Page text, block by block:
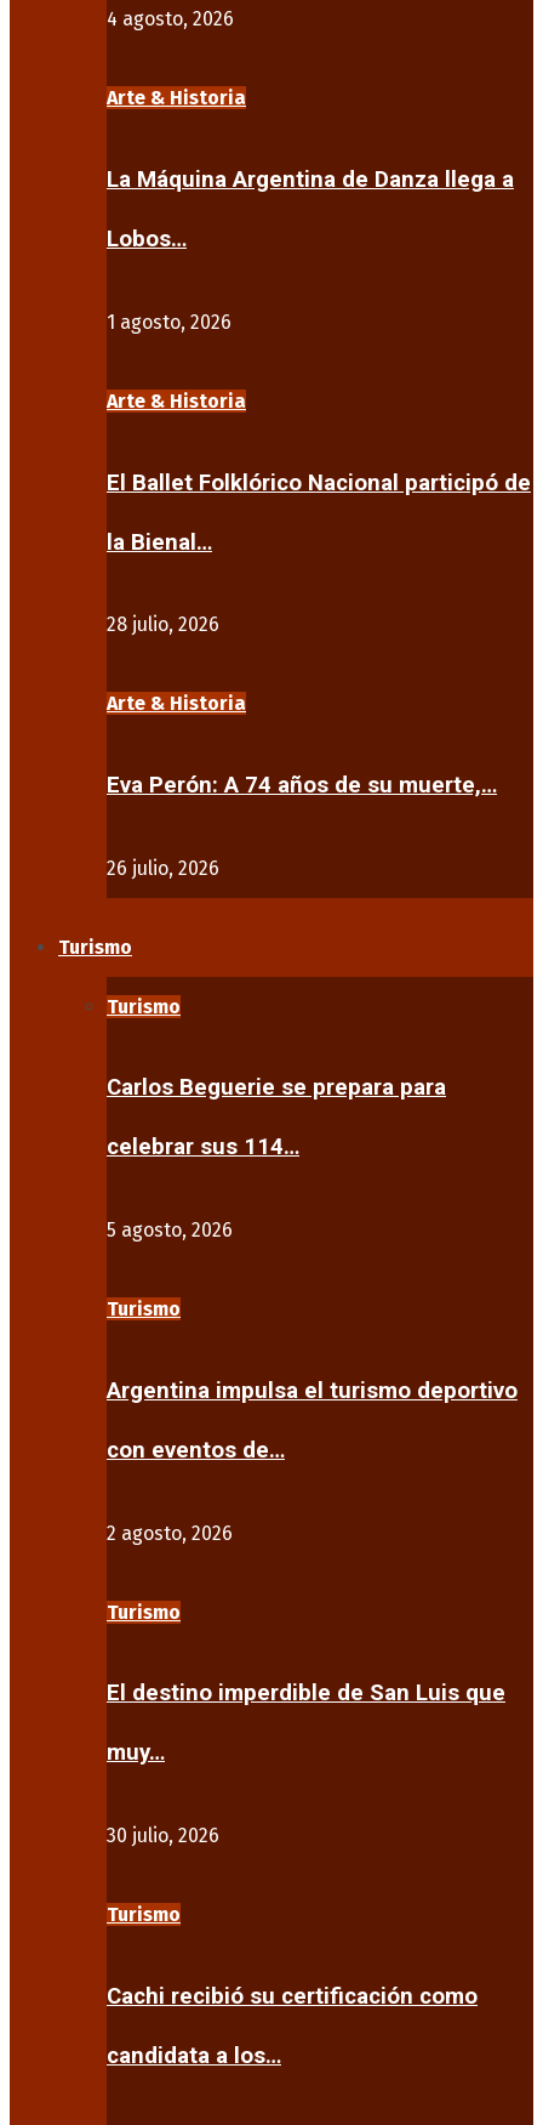
4 agosto, 2026
Arte & Historia
La Máquina Argentina de Danza llega a
Lobos…
1 agosto, 2026
Arte & Historia
El Ballet Folklórico Nacional participó de
la Bienal…
28 julio, 2026
Arte & Historia
Eva Perón: A 74 años de su muerte,…
26 julio, 2026
Turismo
Turismo
Carlos Beguerie se prepara para
celebrar sus 114…
5 agosto, 2026
Turismo
Argentina impulsa el turismo deportivo
con eventos de…
2 agosto, 2026
Turismo
El destino imperdible de San Luis que
muy…
30 julio, 2026
Turismo
Cachi recibió su certificación como
candidata a los…